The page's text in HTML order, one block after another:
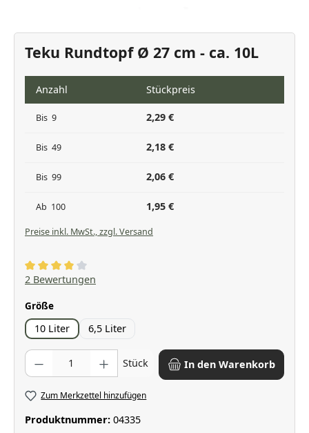
Teku Rundtopf Ø 27 cm - ca. 10L
Anzahl Stückpreis
Bis 9 2,29 €
Bis 49 2,18 €
Bis 99 2,06 €
Ab 100 1,95 €
Preise inkl. MwSt., zzgl. Versand
Durchschnittliche Bewertung von 4 von 5 Sternen
2 Bewertungen
Größeauswählen
10 Liter 6,5 Liter
Produkt Anzahl: Gib den gewünschten Wert ein oder benutze die
Stück In den Warenkorb
Zum Merkzettel hinzufügen
Produktnummer: 04335